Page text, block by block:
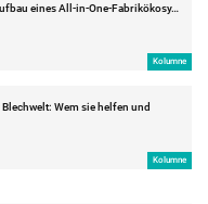
eines All-in-One-Fabrikökosy…
Kolumne
Wem sie helfen und
Kolumne